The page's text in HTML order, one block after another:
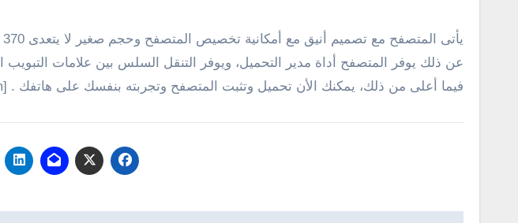
عن ذلك يوفر المتصفح أداة مدير التحميل، ويوفر التنقل السلس بين
فيما أعلى من ذلك، يمكنك الأن تحميل وتثبت المتصفح وتجربته بنفسك على هاتفك . [play.google.com]